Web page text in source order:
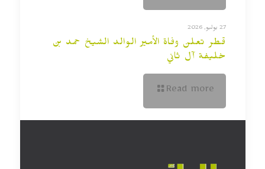
27 يوليو, 2026
قطر تعلن وفاة الأمير الوالد الشيخ حمد بن
خليفة آل ثاني
Read more